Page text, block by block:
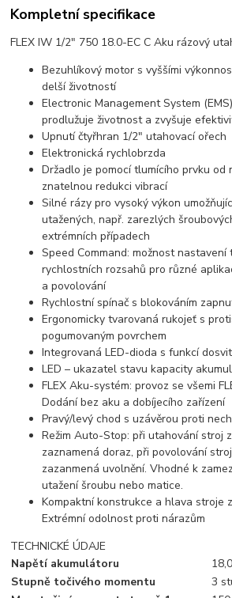
Kompletní specifikace
FLEX IW 1/2" 750 18.0-EC C Aku rázový
Bezuhlíkový motor s vyššími
delší životností
Electronic Management System
prodlužuje životnost a zvyšuje
Upnutí čtyřhran 1/2" utahovací ořech
Elektronická rychlobrzda
Držadlo je pomocí tlumícího prvku od
znatelnou redukci vibrací
Silné rázy pro vysoký výkon
utažených, např. zarezlých
extrémních případech
Speed Command: možnost nastavení
rychlostních rozsahů pro různé
a povolování
Rychlostní spínač s blokováním
Ergonomicky tvarovaná rukojeť s
pogumovaným povrchem
Integrovaná LED-dioda s funkcí
LED – ukazatel stavu kapacity
FLEX Aku-systém: provoz se všemi
Dodání bez aku a dobíjecího zařízení
Pravý/levý chod s uzávěrou proti
Režim Auto-Stop: při utahování stroj
zaznamená doraz, při povolování
zazanmená uvolnění. Vhodné k
utažení šroubu nebo matice.
Kompaktní konstrukce a hlava stroje
Extrémní odolnost proti nárazům
TECHNICKÉ ÚDAJE
Napětí akumulátoru
Stupně točivého momentu
3